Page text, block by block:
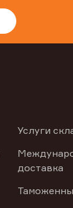
Услуги
доставка